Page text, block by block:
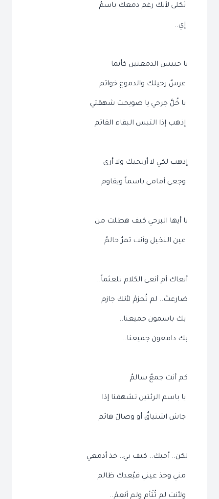
ثكلى لأنك رغم دمعك باسمُ
إي..
يا حبيس الدمعتين كأنما
عرسٌ رحيلك والدموع خواتم
يا خُلَّ جرحي يا صويحبَ شهقتي
إذهب إذا التبس البقاء القاتم
إذهب لكي لا أرتجيك ولا أرى
وجعي أمامي باسماً ويقاوم
يا أيها البرحي كيف هطلت من
عين النخيل وأنت تمرٌ حالمُ
أنعاك أم أنعى الكلام تلعثماً..
ضارعتَ.. لم تُجزمْ لأنك جازم
بك باسمون جميعنا..
بك دامعون جميعنا..
كم أنت جمعٌ سالمُ
يا باسم الرئتين تشهقنا إذا
جاش اشتياقٌ أو وصالٌ هائم
لكن.. أحبك.. كيف بي.. خذ أدمعي
مني وخذ عيني فبُعدك ظالم
ولأنت لم تُتْأم ولم أنعمْ..